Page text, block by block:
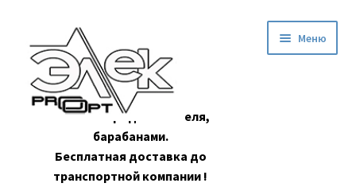
навигации
содержимому
Оптовая продажа кабеля,
барабанами.
Бесплатная доставка до
транспортной компании !
Меню